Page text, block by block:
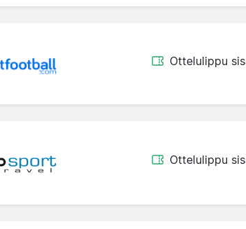
Ottelulippu
Ottelulippu